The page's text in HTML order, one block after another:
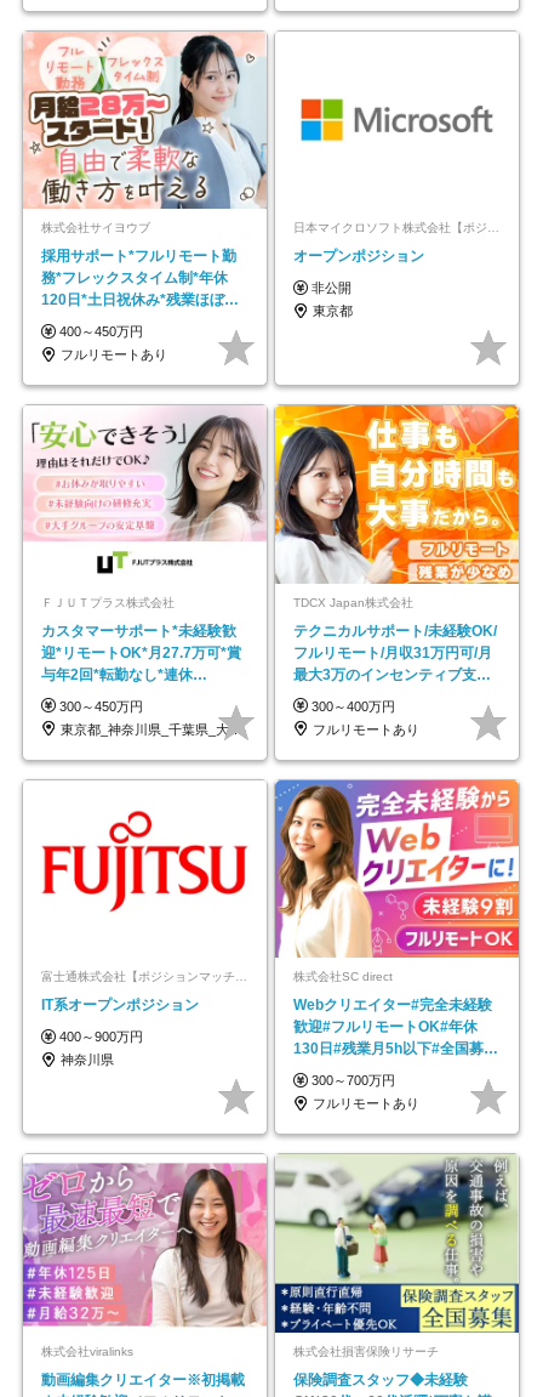
株式会社サイヨウブ
採用サポート*フルリモート勤
務*フレックスタイム制*年休
120日*土日祝休み*残業ほぼな
し*育児中社員8割以上
400～450万円
フルリモートあり
日本マイクロソフト株式会社【ポジションマッチ登録】
オープンポジション
非公開
東京都
ＦＪＵＴプラス株式会社
カスタマーサポート*未経験歓
迎*リモートOK*月27.7万可*賞
与年2回*転勤なし*連休
OK/ZE010232
300～450万円
東京都_神奈川県_千葉県_大阪府_愛知県…
TDCX Japan株式会社
テクニカルサポート/未経験OK/
フルリモート/月収31万円可/月
最大3万のインセンティブ支給/
平均年齢33歳
300～400万円
フルリモートあり
富士通株式会社【ポジションマッチ登録】
IT系オープンポジション
400～900万円
神奈川県
株式会社SC direct
Webクリエイター#完全未経験
歓迎#フルリモートOK#年休
130日#残業月5h以下#全国募集
#最大1年の研修
300～700万円
フルリモートあり
株式会社viralinks
動画編集クリエイター※初掲載
株式会社損害保険リサーチ
保険調査スタッフ◆未経験